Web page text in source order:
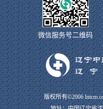
微信服务号二维码
版权所有©2006